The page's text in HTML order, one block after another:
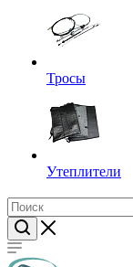
Тросы
Утеплители